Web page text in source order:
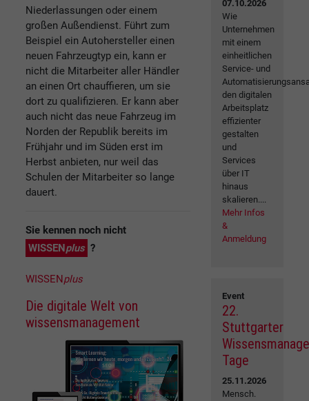
Niederlassungen oder einem
großen Außendienst. Führt zum
Beispiel ein Autohersteller einen
neuen Fahrzeugtyp ein, kann er
nicht die Mitarbeiter aller Händler
an einen Ort chauffieren, um sie
dort zu qualifizieren. Er kann aber
auch nicht das neue Fahrzeug im
Norden der Republik bereits im
Frühjahr und im Süden erst im
Herbst anbieten, nur weil das
Schulen der Mitarbeiter so lange
dauert.
Sie kennen noch nicht
WISSENplus ?
WISSENplus
Die digitale Welt von
wissensmanagement
07.10.2026
Wie
Unternehmen
mit einem
einheitlichen
Service- und
den digitalen
Arbeitsplatz
effizienter
gestalten
und
Services
über IT
hinaus
skalieren....
Mehr Infos
&
Anmeldung
Event
22.
Stuttgarter
Tage
25.11.2026
Mensch.